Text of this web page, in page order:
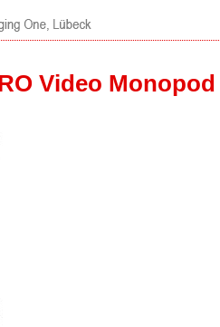
Video